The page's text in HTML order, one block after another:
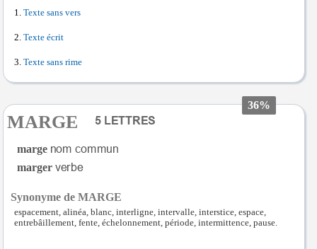
Texte sans vers
Texte écrit
Texte sans rime
36%
MARGE
marge
marger
Synonyme de MARGE
espacement, alinéa, blanc, interligne, intervalle, interstice, espace,
entrebâillement, fente, échelonnement, période, intermittence, pause.